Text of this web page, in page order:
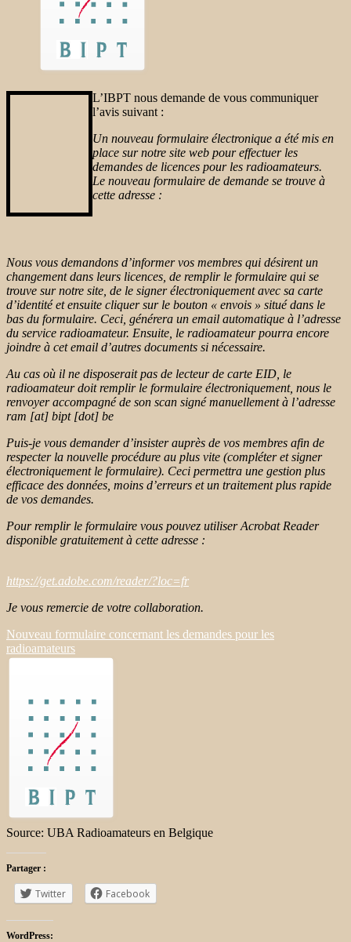
L’IBPT nous demande de vous communiquer
l’avis suivant :
Un nouveau formulaire électronique a été mis en
place sur notre site web pour effectuer les
demandes de licences pour les radioamateurs.
Le nouveau formulaire de demande se trouve à
cette adresse :
Nous vous demandons d’informer vos membres qui désirent un
changement dans leurs licences, de remplir le formulaire qui se
trouve sur notre site, de le signer électroniquement avec sa carte
d’identité et ensuite cliquer sur le bouton « envois » situé dans le
bas du formulaire. Ceci, générera un email automatique à l’adresse
du service radioamateur. Ensuite, le radioamateur pourra encore
joindre à cet email d’autres documents si nécessaire.
Au cas où il ne disposerait pas de lecteur de carte EID, le
radioamateur doit remplir le formulaire électroniquement, nous le
renvoyer accompagné de son scan signé manuellement à l’adresse
ram [at] bipt [dot] be
Puis-je vous demander d’insister auprès de vos membres afin de
respecter la nouvelle procédure au plus vite (compléter et signer
électroniquement le formulaire). Ceci permettra une gestion plus
efficace des données, moins d’erreurs et un traitement plus rapide
de vos demandes.
Pour remplir le formulaire vous pouvez utiliser Acrobat Reader
disponible gratuitement à cette adresse :
https://get.adobe.com/reader/?loc=fr
Je vous remercie de votre collaboration.
Nouveau formulaire concernant les demandes pour les
radioamateurs
Source: UBA Radioamateurs en Belgique
Partager :
Twitter Facebook
WordPress: